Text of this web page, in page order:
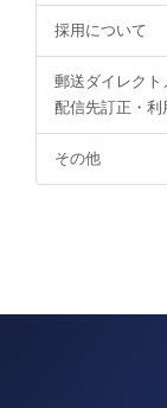
採用について
郵送ダイレクト
配信先訂正・利
その他